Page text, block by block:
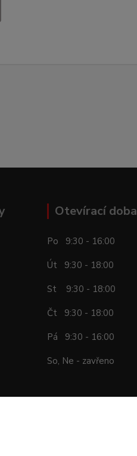
Otevírací doba
Po 9:30 - 16:00
Út 9:30 - 18:00
St 9:30 - 18:00
Čt 9:30 - 18:00
Pá 9:30 - 16:00
So, Ne - zavřeno